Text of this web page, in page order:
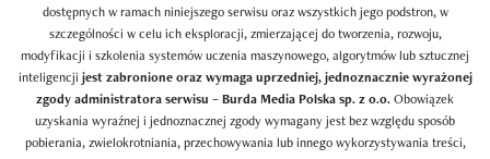
dostępnych w ramach niniejszego serwisu oraz wszystkich jego podstron, w
szczególności w celu ich eksploracji, zmierzającej do tworzenia, rozwoju,
modyfikacji i szkolenia systemów uczenia maszynowego, algorytmów lub sztucznej
inteligencji jest zabronione oraz wymaga uprzedniej, jednoznacznie wyrażonej
zgody administratora serwisu – Burda Media Polska sp. z o.o.Obowiązek
uzyskania wyraźnej i jednoznacznej zgody wymagany jest bez względu sposób
pobierania, zwielokrotniania, przechowywania lub innego wykorzystywania treści,